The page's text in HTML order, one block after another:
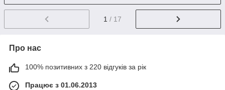
1 / 17
Про нас
100% позитивних з 220 відгуків за рік
Працює з 01.06.2013